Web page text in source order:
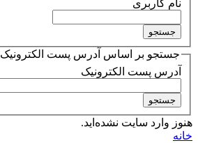
نام کاربری
جستجو بر اساس آدرس پست الکترونیک
آدرس پست الکترونیک
هنوز وارد سایت نشده‌اید.
خانه